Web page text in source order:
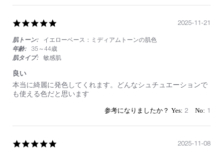
い
rating
肌トーン:
イエローベース：ミディアムトーンの肌色
年齢:
35～44歳
肌タイプ:
敏感肌
良い
Review
by
2025
review
stating
本当に綺麗に発色してくれます。どんなシュチュエーションで
も使える色だと思います
2025-11-21
2 1
2025-11-08